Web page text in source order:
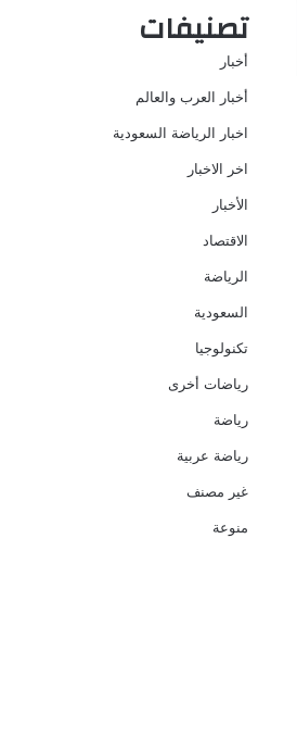
تصنيفات
أخبار
أخبار العرب والعالم
اخبار الرياضة السعودية
اخر الاخبار
الأخبار
الاقتصاد
الرياضة
السعودية
تكنولوجيا
رياضات أخرى
رياضة
رياضة عربية
غير مصنف
منوعة